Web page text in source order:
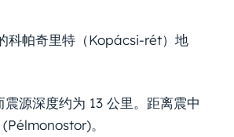
科帕奇里特（Kopácsi-rét）地
源深度约为 13 公里。距离震中
。